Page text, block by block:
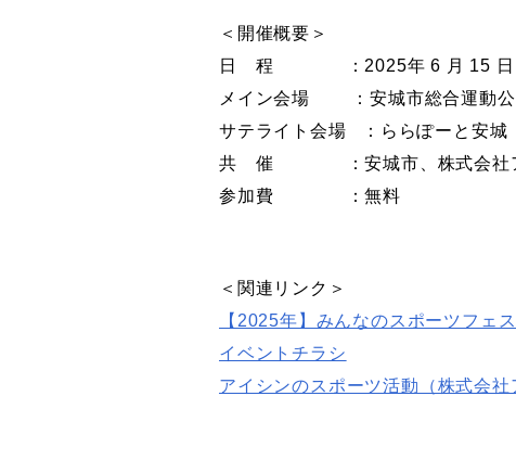
＜開催概要＞
日 程
： 2025年6 月 15
メイン会場
：安城市総合運動
サテライト会場
：ららぽーと安城
共 催
：安城市、株式会社
参加費
：無料
＜関連リンク＞
【2025年】みんなのスポーツフェ
イベントチラシ
アイシンのスポーツ活動（株式会社